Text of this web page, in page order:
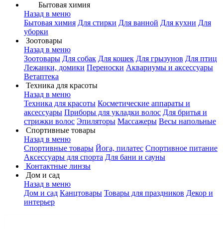
Бытовая химия
Назад в меню
Бытовая химия Для стирки Для ванной Для кухни Для
уборки
Зоотовары
Назад в меню
Зоотовары Для собак Для кошек Для грызунов Для птиц
Лежанки, домики Переноски Аквариумы и аксессуары
Ветаптека
Техника для красоты
Назад в меню
Техника для красоты Косметические аппараты и
аксессуары Приборы для укладки волос Для бритья и
стрижки волос Эпиляторы Массажеры Весы напольные
Спортивные товары
Назад в меню
Спортивные товары Йога, пилатес Спортивное питание
Аксессуары для спорта Для бани и сауны
Контактные линзы
Дом и сад
Назад в меню
Дом и сад Канцтовары Товары для праздников Декор и
интерьер